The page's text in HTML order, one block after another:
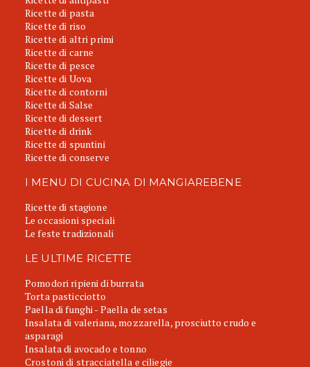
Ricette di pasta
Ricette di riso
Ricette di altri primi
Ricette di carne
Ricette di pesce
Ricette di Uova
Ricette di contorni
Ricette di Salse
Ricette di dessert
Ricette di drink
Ricette di spuntini
Ricette di conserve
I MENU DI CUCINA DI MANGIAREBENE
Ricette di stagione
Le occasioni speciali
Le feste tradizionali
LE ULTIME RICETTE
Pomodori ripieni di burrata
Torta pasticciotto
Paella di funghi - Paella de setas
Insalata di valeriana, mozzarella, prosciutto crudo e
asparagi
Insalata di avocado e tonno
Crostoni di stracciatella e ciliegie